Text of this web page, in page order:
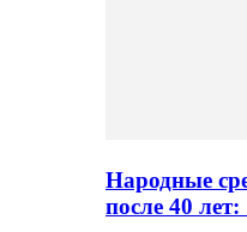
Народные
после 40